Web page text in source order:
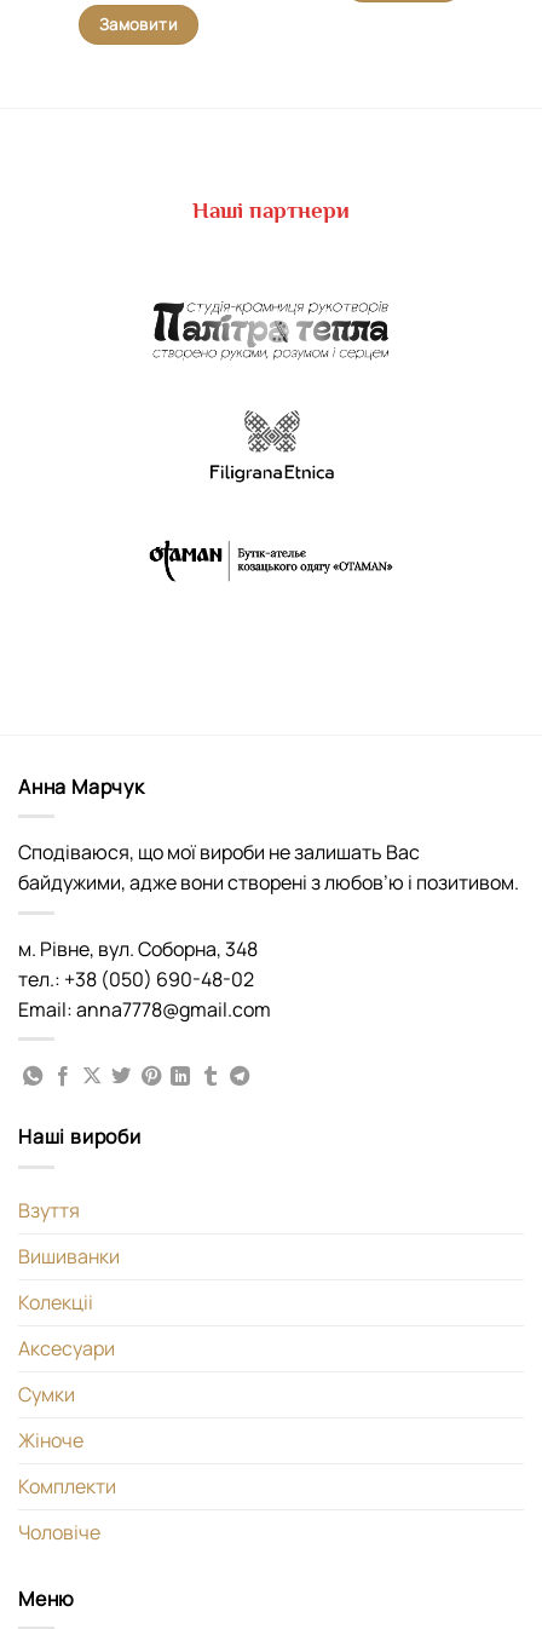
Замовити
Наші партнери
Анна Марчук
Сподіваюся, що мої вироби не залишать Вас
байдужими, адже вони створені з любов’ю і позитивом.
м. Рівне, вул. Соборна, 348
тел.: +38 (050) 690-48-02
Email: anna7778@gmail.com
Наші вироби
Взуття
Вишиванки
Колекціі
Аксесуари
Сумки
Жіноче
Комплекти
Чоловіче
Меню